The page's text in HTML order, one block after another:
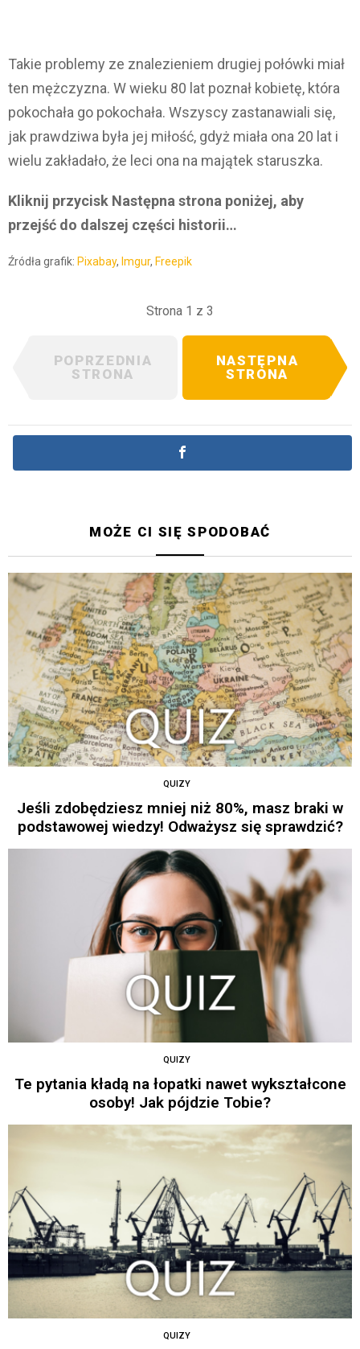
Takie problemy ze znalezieniem drugiej połówki miał
ten mężczyzna. W wieku 80 lat poznał kobietę, która
pokochała go pokochała. Wszyscy zastanawiali się,
jak prawdziwa była jej miłość, gdyż miała ona 20 lat i
wielu zakładało, że leci ona na majątek staruszka.
Kliknij przycisk Następna strona poniżej, aby
przejść do dalszej części historii…
Źródła grafik: Pixabay, Imgur, Freepik
Strona 1 z 3
POPRZEDNIA
STRONA
NASTĘPNA
STRONA
MOŻE CI SIĘ SPODOBAĆ
QUIZY
Jeśli zdobędziesz mniej niż 80%, masz braki w
podstawowej wiedzy! Odważysz się sprawdzić?
QUIZY
Te pytania kładą na łopatki nawet wykształcone
osoby! Jak pójdzie Tobie?
QUIZY